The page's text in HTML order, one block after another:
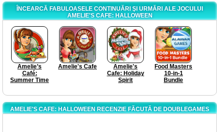
ÎNCEARCĂ FABULOASELE CONTINUĂRI ŞI URMĂRI ALE JOCULUI
AMELIE'S CAFE: HALLOWEEN
Amelie’s
Café:
Summer Time
Amelie's Cafe
Amelie's
Cafe: Holiday
Spirit
Food Masters
10-in-1
Bundle
AMELIE'S CAFE: HALLOWEEN RECENZIE FĂCUTĂ DE DOUBLEGAMES